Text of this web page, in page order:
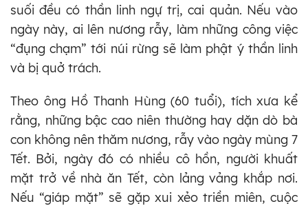
suối đều có thần linh ngự trị, cai quản. Nếu vào
ngày này, ai lên nương rẫy, làm những công việc
“đụng chạm” tới núi rừng sẽ làm phật ý thần linh
và bị quở trách.
Theo ông Hồ Thanh Hùng (60 tuổi), tích xưa kể
rằng, những bậc cao niên thường hay dặn dò bà
con không nên thăm nương, rẫy vào ngày mùng 7
Tết. Bởi, ngày đó có nhiều cô hồn, người khuất
mặt trở về nhà ăn Tết, còn lảng vảng khắp nơi.
Nếu “giáp mặt” sẽ gặp xui xẻo triền miên, cuộc